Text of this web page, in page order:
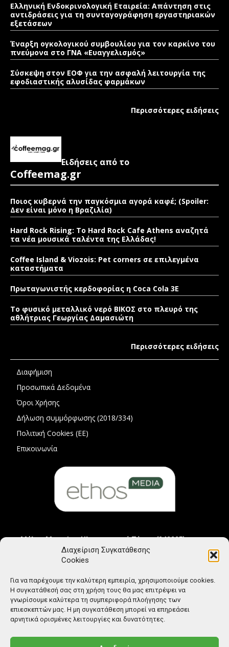
Διαχείριση Συγκατάθεσης
Cookies
Για να παρέχουμε την καλύτερη εμπειρία, χρησιμοποιούμε cookies.
Η συγκατάθεσή σας στη χρήση τους θα μας επιτρέψει να
γνωρίσουμε καλύτερα τη συμπεριφορά πλοήγησης των
επιεσκεπτών μας. Η μη συγκατάθεση μπορεί να επηρεάσει
αρνητικά ορισμένες λειτουργίες και δυνατότητες.
Ελληνική Ενδοκρινολογική Εταιρεία: Απάντηση στις
αντιδράσεις για τη συνταγογράφηση εργαστηριακών
εξετάσεων
Έναρξη ογκολογικού συμβουλίου για τον καρκίνο του
πνεύμονα στο ΓΝΑ «Ευαγγελισμός»
Σύσκεψη στον ΕΟΦ για την ασφαλή λειτουργία της
εφοδιαστικής αλυσίδας φαρμάκων
Περισσότερες ειδήσεις
Ειδήσεις από το
Coffeemag.gr
Ποιος κυβερνά την παγκόσμια αγορά καφέ; (Spoiler:
Δεν είναι μόνο η Βραζιλία)
Hard Rock Rising: Το Hard Rock Cafe Athens αναζητά
τα νέα μουσικά ταλέντα της Ελλάδας!
Coffee Island & Viozois: Pet corners σε επιλεγμένα
καταστήματα
Πρωταγωνιστής κερδοφορίας η Coca Cola 3E
Το φυσικό μεταλλικό νερό ΒΙΚΟΣ στο πλευρό της
αθλήτριας Γεωργίας Δαμασιώτη
Περισσότερες ειδήσεις
Διαφήμιση
Προσωπικά Δεδομένα
Όροι Χρήσης
Δήλωση συμμόρφωσης (2018/334)
Πολιτική Cookies (ΕΕ)
Επικοινωνία
Μέλος Μητρώου Ηλεκτρονικού Τύπου (242225)